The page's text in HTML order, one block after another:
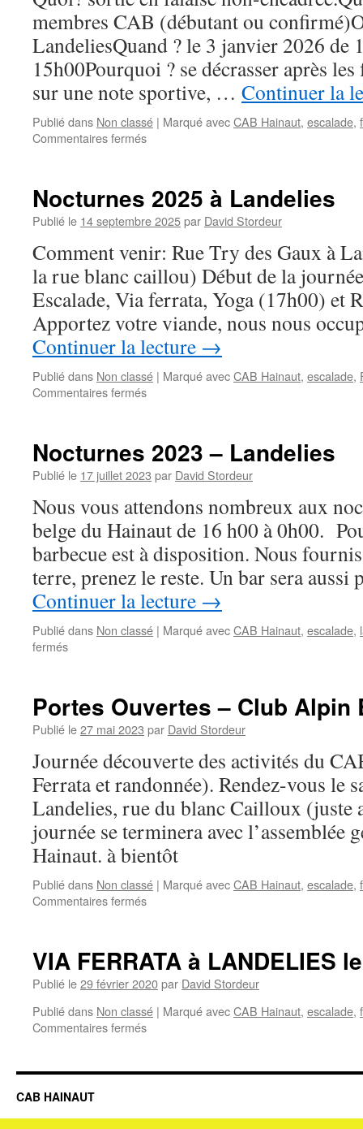
membres CAB (débutant ou
LandeliesQuand ? le 3 janvier 2026 de
15h00Pourquoi ? se décrasser après
sur une note sportive, … Continuer la
Publié dans Non classé | Marqué avecCAB Hainaut, escalade,
Commentaires ferméssur
Nocturnes 2025 à Landelies
Publié le 14 septembre 2025par David Stordeur
Comment venir: Rue Try des Gaux à
la rue blanc caillou) Début de la
Escalade, Via ferrata, Yoga (17h00) et
Apportez votre viande, nous nous
Continuer la lecture →
Publié dans Non classé | Marqué avecCAB Hainaut, escalade,
Commentaires ferméssur
Landelies
Nocturnes 2023 – Landelies
Publié le 17 juillet 2023 par David Stordeur
Nous vous attendons nombreux aux
belge du Hainaut de 16 h00 à 0h00.
barbecue est à disposition. Nous
terre, prenez le reste. Un bar sera
Continuer la lecture →
Publié dans Non classé | Marqué avecCAB Hainaut, escalade,
ferméssur
Landelies
Portes Ouvertes – Club Alpin
Publié le27 mai 2023 par David Stordeur
Journée découverte des activités du
Ferrata et randonnée). Rendez-vous le
Landelies, rue du blanc Cailloux (juste
journée se terminera avec l’assemblée
Hainaut. à bientôt
Publié dans Non classé | Marqué avecCAB Hainaut, escalade,
Commentaires ferméssur
Club
Alpin
Hainaut
VIA FERRATA à LANDELIES
Publié le29 février 2020par David Stordeur
Publié dans Non classé | Marqué avecCAB Hainaut, escalade,
Commentaires ferméssur
à
21
CAB HAINAUT